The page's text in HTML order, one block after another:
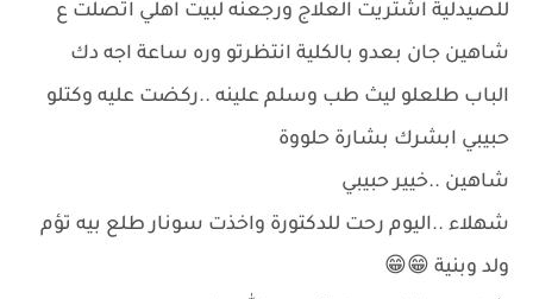
للصيدلية اشتريت العلاج ورجعنه لبيت اهلي اتصلت ع
شاهين جان بعدو بالكلية انتظرتو وره ساعة اجه دك
الباب طلعلو ليث طب وسلم علينه ..ركضت عليه وكتلو
حبيبي ابشرك بشارة حلووة
شاهين ..خيير حبيبي
شهلاء ..اليوم رحت للدكتورة واخذت سونار طلع بيه تؤم
ولد وبنية 😁😁